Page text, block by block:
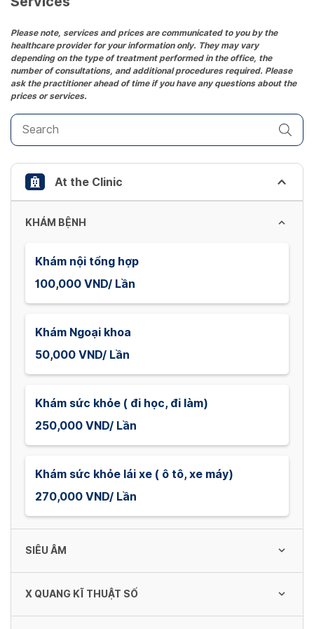
the
question
mark
key
to
get
the
keyboard
shortcuts
for
changing
dates.
Please note, services and prices are communicated to you by the
healthcare provider for your information only. They may vary
depending on the type of treatment performed in the office, the
number of consultations, and additional procedures required. Please
ask the practitioner ahead of time if you have any questions about the
prices or services.
At the Clinic
KHÁM BỆNH
Khám nội tổng hợp
100,000 VND/ Lần
Khám Ngoại khoa
50,000 VND/ Lần
Khám sức khỏe ( đi học, đi làm)
250,000 VND/ Lần
Khám sức khỏe lái xe ( ô tô, xe máy)
270,000 VND/ Lần
SIÊU ÂM
X QUANG KĨ THUẬT SỐ